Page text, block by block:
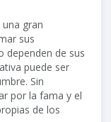
gran
sus
dependen de sus
puede ser
Sin
por la fama y el
de los